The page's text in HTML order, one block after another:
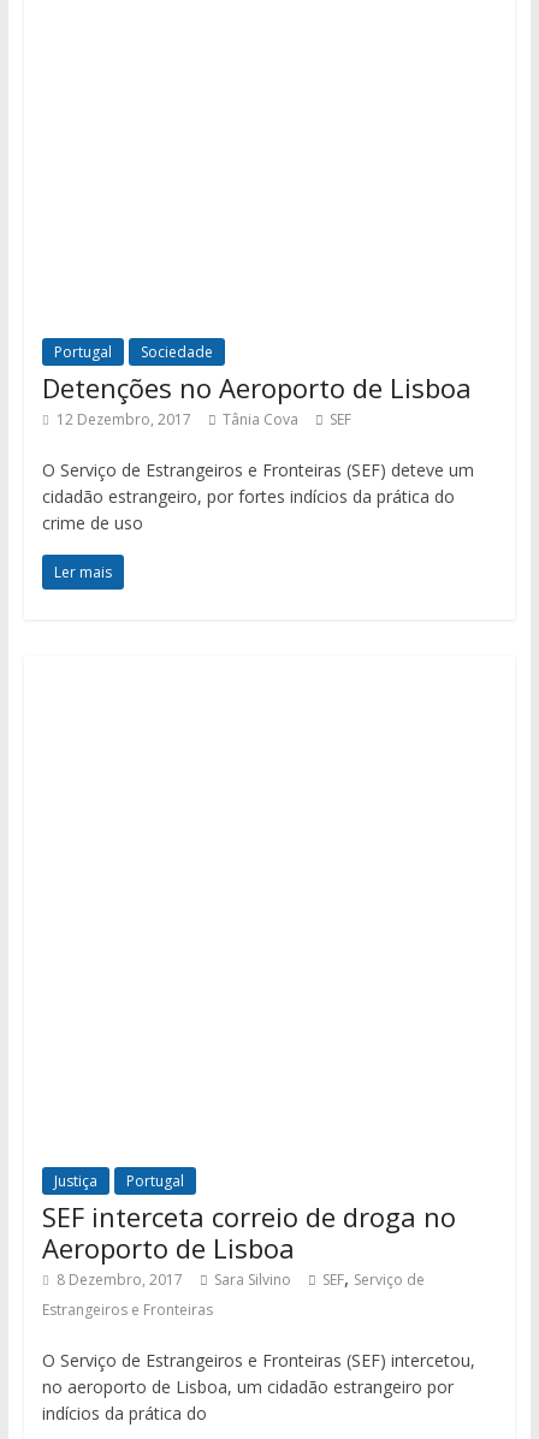
Portugal Sociedade
Detenções no Aeroporto de Lisboa
12 Dezembro, 2017 Tânia Cova SEF
O Serviço de Estrangeiros e Fronteiras (SEF) deteve um
cidadão estrangeiro, por fortes indícios da prática do
crime de uso
Ler mais
Justiça Portugal
SEF interceta correio de droga no
Aeroporto de Lisboa
8 Dezembro, 2017 Sara Silvino SEF, Serviço de
Estrangeiros e Fronteiras
O Serviço de Estrangeiros e Fronteiras (SEF) intercetou,
no aeroporto de Lisboa, um cidadão estrangeiro por
indícios da prática do